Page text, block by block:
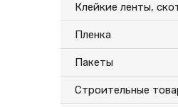
Клейкие ленты,
Пленка
Пакеты
Строительные